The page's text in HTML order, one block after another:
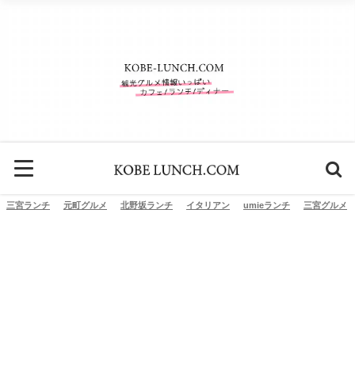
三宮ランチ 元町グルメ 北野坂ランチ イタリアン umieランチ 三宮グルメ